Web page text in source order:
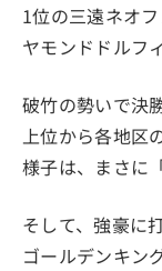
1位の三遠ネオ
ヤモンドドルフ
破竹の勢いで決
上位から各地区
様子は、まさに
そして、強豪に
ゴールデンキン